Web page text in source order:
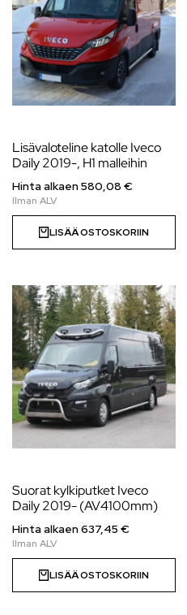
Lisävaloteline katolle Iveco
Daily 2019-, H1 malleihin
Hinta alkaen580,08 €
LISÄÄ OSTOSKORIIN
Suorat kylkiputket Iveco
Daily 2019- (AV4100mm)
Hinta alkaen637,45 €
LISÄÄ OSTOSKORIIN